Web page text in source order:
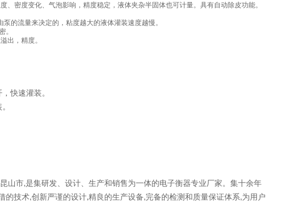
、密度变化、气泡影响，精度稳定，液体夹杂半固体也可计量。具有自动除皮功能。
的流量来决定的，粘度越大的液体灌装速度越慢。
。
出，精度。
快速灌装。
山市,是集研发、设计、生产和销售为一体的电子衡器专业厂家。集十余年
技术,创新严谨的设计,精良的生产设备,完备的检测和质量保证体系,为用户